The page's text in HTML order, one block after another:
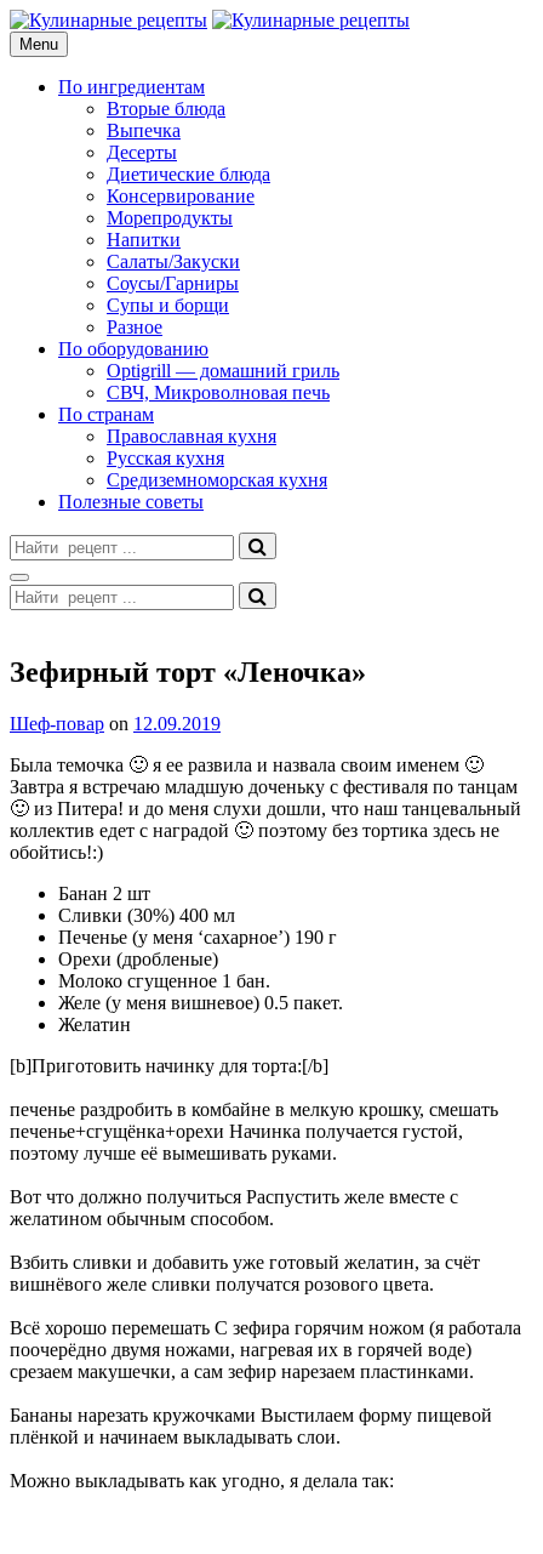
Skip
to
content
Кулинарные рецепты
для домашнего приготовления
Menu
По ингредиентам
Вторые блюда
Выпечка
Десерты
Диетические блюда
Консервирование
Морепродукты
Напитки
Салаты/Закуски
Соусы/Гарниры
Супы и борщи
Разное
По оборудованию
Optigrill — домашний гриль
СВЧ, Микроволновая печь
По странам
Православная кухня
Русская кухня
Средиземноморская кухня
Полезные советы
Search
for:
Search
Search
for:
Зефирный торт «Леночка»
By
Шеф-повар on 12.09.2019
Была темочка 🙂 я еe развила и назвала своим именем 🙂
Завтра я встречаю младшую доченьку с фестиваля по танцам
🙂 из Питера! и до меня слухи дошли, что наш танцевальный
коллектив едет с наградой 🙂 поэтому без тортика здесь не
обойтись!:)
Банан 2 шт
Сливки (30%) 400 мл
Печенье (у меня ‘сахарное’) 190 г
Орехи (дробленые)
Молоко сгущенное 1 бан.
Желе (у меня вишневое) 0.5 пакет.
Желатин
[b]Приготовить начинку для торта:[/b]
печенье раздробить в комбайне в мелкую крошку, смешать
печенье+сгущёнка+орехи Начинка получается густой,
поэтому лучше её вымешивать руками.
Вот что должно получиться Распустить желе вместе с
желатином обычным способом.
Взбить сливки и добавить уже готовый желатин, за счёт
вишнёвого желе сливки получатся розового цвета.
Всё хорошо перемешать С зефира горячим ножом (я работала
поочерёдно двумя ножами, нагревая их в горячей воде)
срезаем макушечки, а сам зефир нарезаем пластинками.
Бананы нарезать кружочками Выстилаем форму пищевой
плёнкой и начинаем выкладывать слои.
Можно выкладывать как угодно, я делала так: